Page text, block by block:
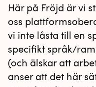
Här på Fröjd är vi
oss
vi inte låsta till en
specifikt språk/
(och älskar att
anser att det här